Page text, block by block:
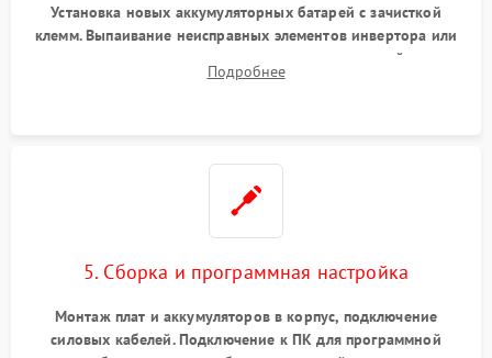
Установка новых аккумуляторных батарей с зачисткой
клемм. Выпаивание неисправных элементов инвертора или
цепи зарядки и монтаж новых радиодеталей.
Восстановление поврежденных токоведущих дорожек и
Подробнее
5. Сборка и программная настройка
Монтаж плат и аккумуляторов в корпус, подключение
силовых кабелей. Подключение к ПК для программной